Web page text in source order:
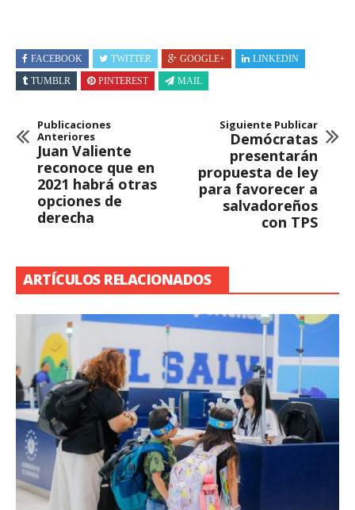
FACEBOOK TWITTER GOOGLE+
LINKEDIN
TUMBLR
PINTEREST MAIL
Publicaciones
Anteriores
Juan Valiente
reconoce que en
2021 habrá otras
opciones de
derecha
Siguiente Publicar
Demócratas
presentarán
propuesta de ley
para favorecer a
salvadoreños
con TPS
ARTÍCULOS RELACIONADOS